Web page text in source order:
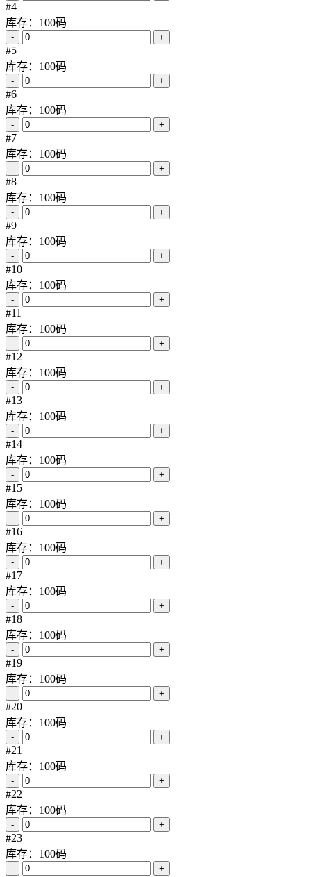
#4
库存：100码
- +
#5
库存：100码
- +
#6
库存：100码
- +
#7
库存：100码
- +
#8
库存：100码
- +
#9
库存：100码
- +
#10
库存：100码
- +
#11
库存：100码
- +
#12
库存：100码
- +
#13
库存：100码
- +
#14
库存：100码
- +
#15
库存：100码
- +
#16
库存：100码
- +
#17
库存：100码
- +
#18
库存：100码
- +
#19
库存：100码
- +
#20
库存：100码
- +
#21
库存：100码
- +
#22
库存：100码
- +
#23
库存：100码
- +